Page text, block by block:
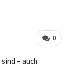
0
– auch